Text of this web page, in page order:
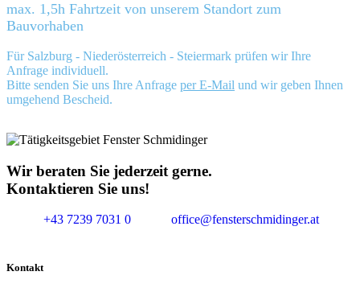
max. 1,5h Fahrtzeit von unserem Standort zum
Bauvorhaben
Für Salzburg - Niederösterreich - Steiermark prüfen wir Ihre
Anfrage individuell.
Bitte senden Sie uns Ihre Anfrage per E-Mail und wir geben Ihnen
umgehend Bescheid.
Wir beraten Sie jederzeit gerne.
Kontaktieren Sie uns!
+43 7239 7031 0 office@fensterschmidinger.at
Kontakt